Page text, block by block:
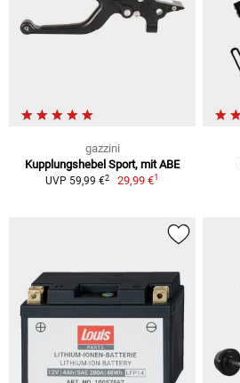
gazzini
Kupplungshebel Sport, mit ABE
UVP 59,99 €2 29,99 €1